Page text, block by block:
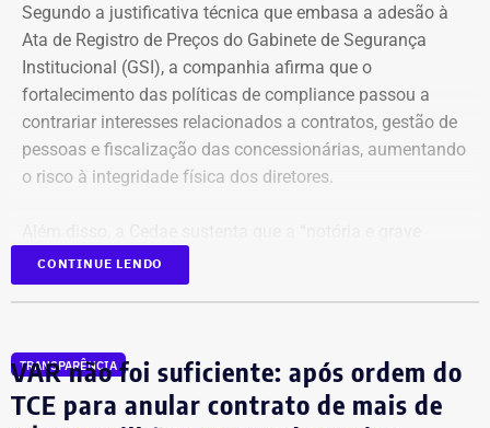
Segundo a justificativa técnica que embasa a adesão à
Ata de Registro de Preços do Gabinete de Segurança
Institucional (GSI), a companhia afirma que o
fortalecimento das políticas de compliance passou a
contrariar interesses relacionados a contratos, gestão de
pessoas e fiscalização das concessionárias, aumentando
o risco à integridade física dos diretores.
insegurança pública” no estado, especialmente no
município do Rio de Janeiro e na Baixada Fluminense,
Compliance e violência como
justificativa
CONTINUE LENDO
TRANSPARÊNCIA
VAR não foi suficiente: após ordem do
TCE para anular contrato de mais de